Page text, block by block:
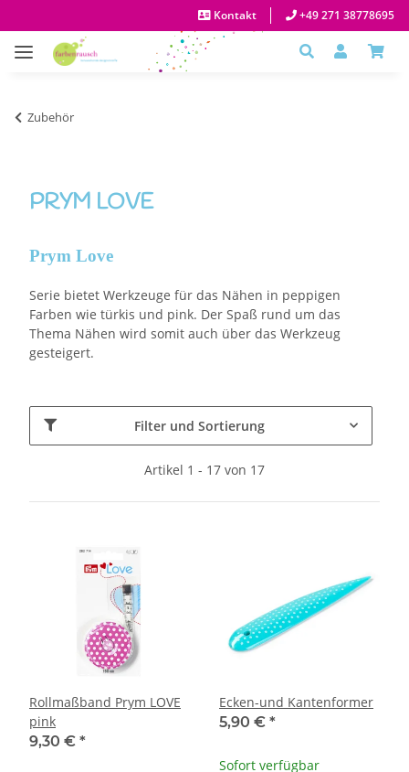
Kontakt +49 271 38778695
Zubehör
PRYM LOVE
Prym Love
Serie bietet Werkzeuge für das Nähen in peppigen
Farben wie türkis und pink. Der Spaß rund um das
Thema Nähen wird somit auch über das Werkzeug
gesteigert.
Filter und Sortierung
Artikel 1 - 17 von 17
Rollmaßband Prym LOVE
pink
9,30 € *
Ecken-und Kantenformer
5,90 € *
Sofort verfügbar